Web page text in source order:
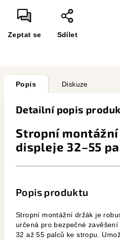
Zeptat se Sdílet
Popis Diskuze
Detailní popis
Stropní
displeje 32–55
Popis produktu
Stropní montážní držák je
určená pro bezpečné
32 až 55 palců ke stropu.